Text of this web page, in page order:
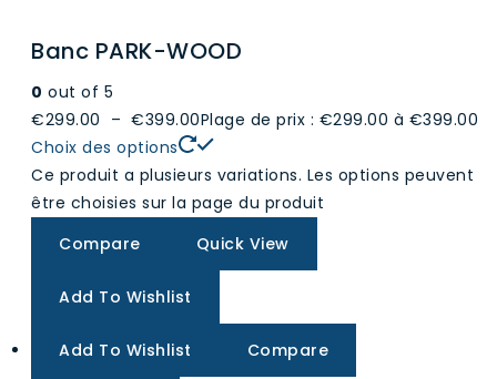
Banc PARK-WOOD
0 out of 5
€299.00 – €399.00Plage de prix : €299.00 à €399.00
Choix des options
Ce produit a plusieurs variations. Les options peuvent
être choisies sur la page du produit
Compare
Quick View
Add To Wishlist
Add To Wishlist Compare